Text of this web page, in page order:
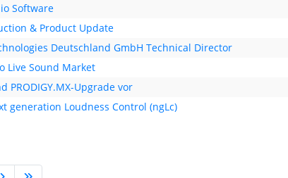
Software
& Product Update
Deutschland GmbH Technical Director
Live Sound Market
PRODIGY.MX-Upgrade vor
generation Loudness Control (ngLc)